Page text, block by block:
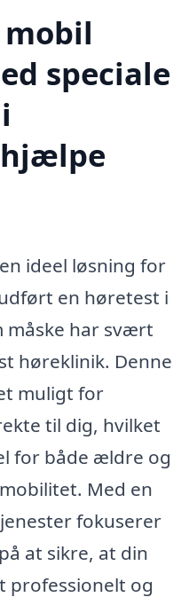
speciale
ideel løsning for
en høretest i
måske har svært
høreklinik. Denne
muligt for
til dig, hvilket
for både ældre og
Med en
fokuserer
at sikre, at din
professionelt og